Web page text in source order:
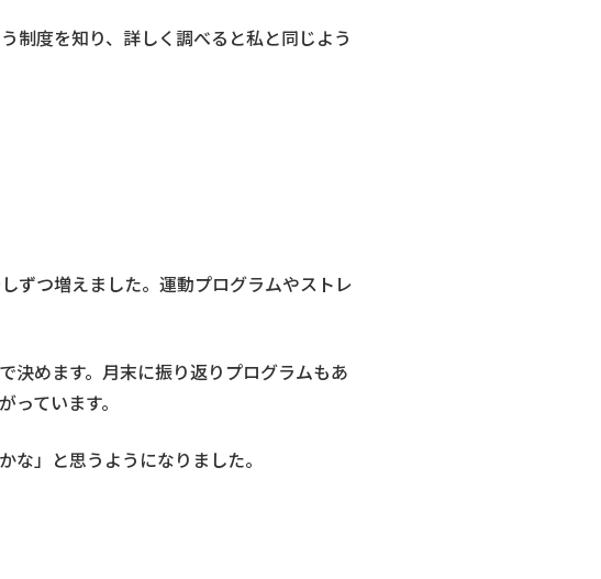
制度を知り、詳しく調べると私と同じよう
ずつ増えました。運動プログラムやストレ
決めます。月末に振り返りプログラムもあ
ています。
」と思うようになりました。